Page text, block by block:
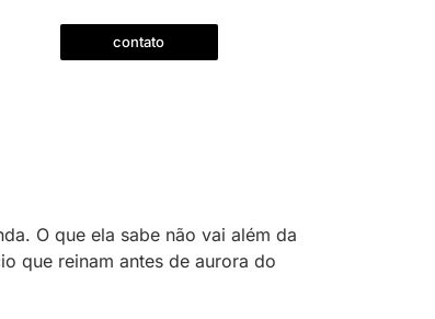
contato
O que ela sabe não vai além da
que reinam antes de aurora do